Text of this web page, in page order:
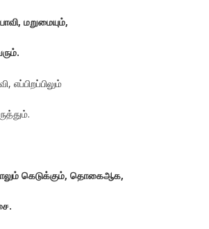
மறுமையும்,
கெடுக்கும், தொகைஆக,